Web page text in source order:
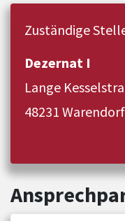
Zuständige
Dezernat I
Lange
48231 Warendorf